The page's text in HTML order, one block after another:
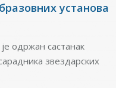
установа
одржан састанак
звездарских